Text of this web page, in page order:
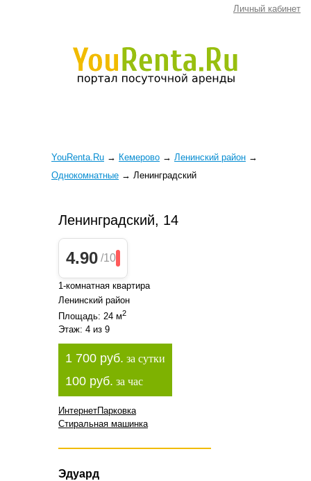
Личный кабинет
YouRenta.Ru → Кемерово → Ленинский район →
Однокомнатные → Ленинградский
Ленинградский, 14
4.90 /10
1-комнатная квартира
Ленинский район
Площадь: 24 м2
Этаж: 4 из 9
1 700 руб. за сутки
100 руб. за час
ИнтернетПарковка
Стиральная машинка
Эдуард